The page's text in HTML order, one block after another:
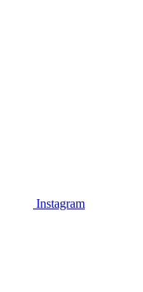
Instagram